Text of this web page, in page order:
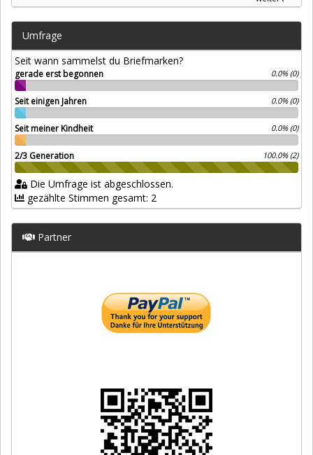
Umfrage
Seit wann sammelst du Briefmarken?
gerade erst begonnen 0.0% (0)
Seit einigen Jahren 0.0% (0)
Seit meiner Kindheit 0.0% (0)
2/3 Generation 100.0% (2)
Die Umfrage ist abgeschlossen.
gezählte Stimmen gesamt: 2
Partner